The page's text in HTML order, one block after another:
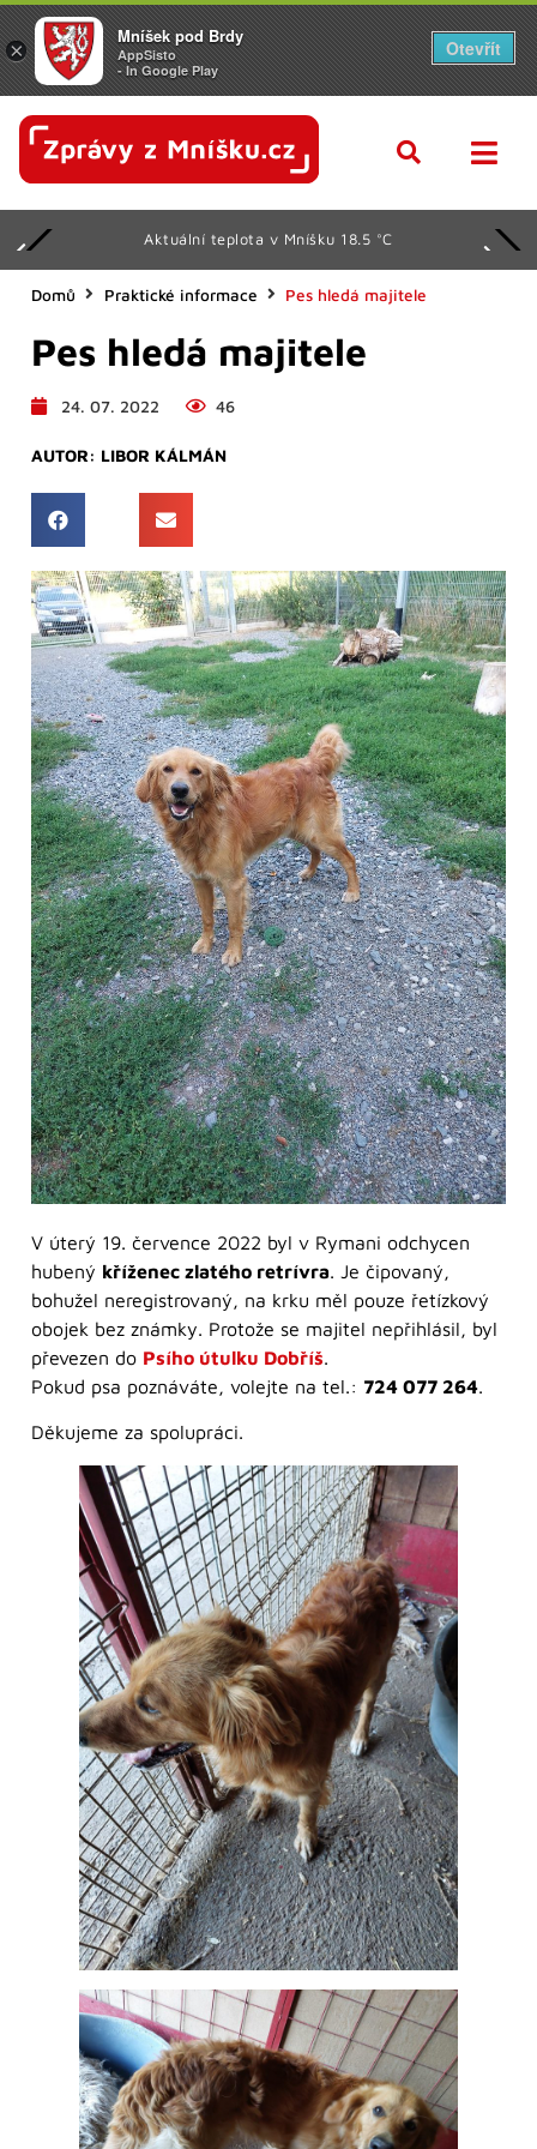
Aktuální teplota v Mníšku 18.5 °C
Domů Praktické informace Pes hledá majitele
Pes hledá majitele
24. 07. 2022 46
AUTOR: LIBOR KÁLMÁN
V úterý 19. července 2022 byl v Rymani odchycen
hubený kříženec zlatého retrívra. Je čipovaný,
bohužel neregistrovaný, na krku měl pouze řetízkový
obojek bez známky. Protože se majitel nepřihlásil, byl
převezen do Psího útulku Dobříš.
Pokud psa poznáváte, volejte na tel.: 724 077 264.
Děkujeme za spolupráci.
×
Mníšek pod Brdy
AppSisto
- In Google Play
Otevřít